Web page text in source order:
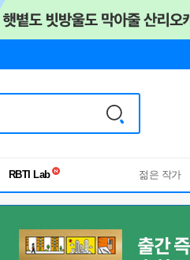
RBTI Lab
독서유형검사
젊은 작가